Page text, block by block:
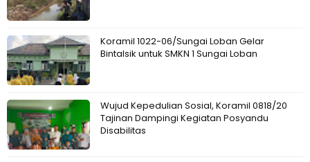
Koramil 1022-06/Sungai Loban Gelar
Bintalsik untuk SMKN 1 Sungai Loban
Wujud Kepedulian Sosial, Koramil 0818/20
Tajinan Dampingi Kegiatan Posyandu
Disabilitas